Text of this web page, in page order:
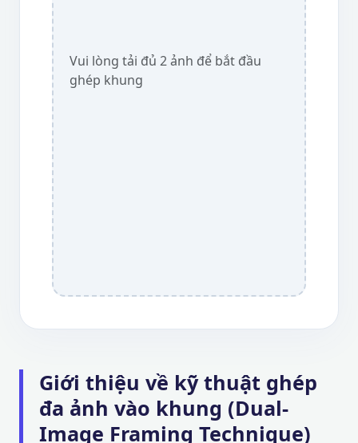
Vui lòng tải đủ 2 ảnh để bắt đầu
ghép khung
Giới thiệu về kỹ thuật ghép
đa ảnh vào khung (Dual-
Image Framing Technique)